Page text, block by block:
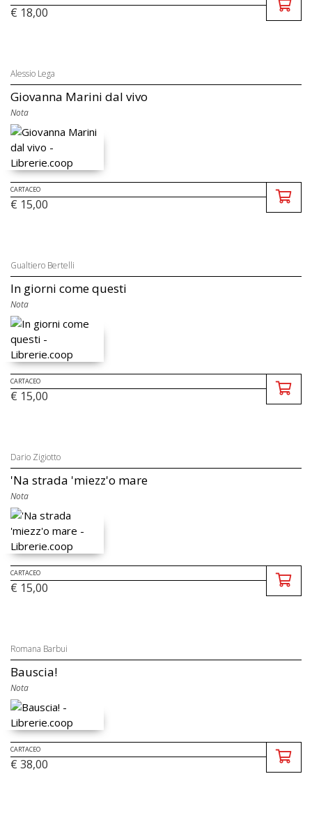
€ 18,00
Alessio Lega
Giovanna Marini dal vivo
Nota
CARTACEO
€ 15,00
Gualtiero Bertelli
In giorni come questi
Nota
CARTACEO
€ 15,00
Dario Zigiotto
'Na strada 'miezz'o mare
Nota
CARTACEO
€ 15,00
Romana Barbui
Bauscia!
Nota
CARTACEO
€ 38,00